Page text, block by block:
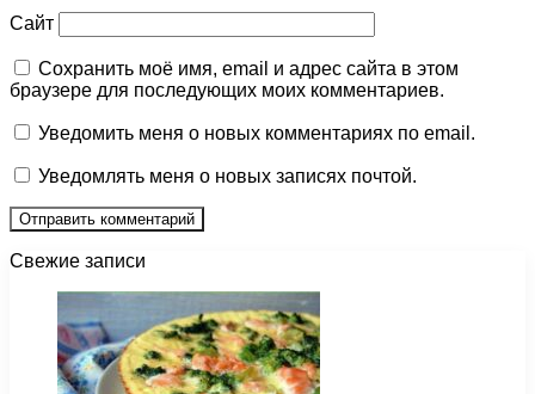
Сайт
Сохранить моё имя, email и адрес сайта в этом
браузере для последующих моих комментариев.
Уведомить меня о новых комментариях по email.
Уведомлять меня о новых записях почтой.
Свежие записи